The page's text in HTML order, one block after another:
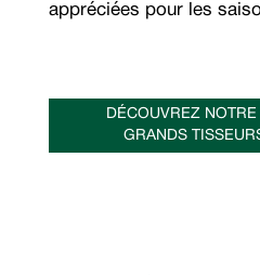
appréciées pour les
DÉCOUVREZ
GRANDS